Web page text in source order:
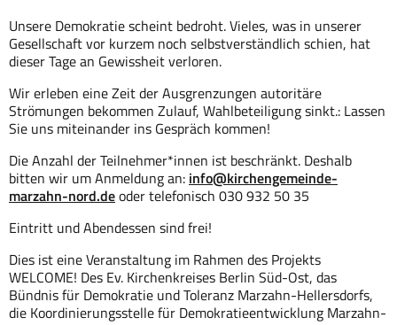
Unsere Demokratie scheint bedroht. Vieles, was in unserer
Gesellschaft vor kurzem noch selbstverständlich schien, hat
dieser Tage an Gewissheit verloren.
Wir erleben eine Zeit der Ausgrenzungen autoritäre
Strömungen bekommen Zulauf, Wahlbeteiligung sinkt.: Lassen
Sie uns miteinander ins Gespräch kommen!
Die Anzahl der Teilnehmer*innen ist beschränkt. Deshalb
bitten wir um Anmeldung an: info@kirchengemeinde-
marzahn-nord.deoder telefonisch 030 932 50 35
Eintritt und Abendessen sind frei!
Dies ist eine Veranstaltung im Rahmen des Projekts
WELCOME! Des Ev. Kirchenkreises Berlin Süd-Ost, das
Bündnis für Demokratie und Toleranz Marzahn-Hellersdorfs,
die Koordinierungsstelle für Demokratieentwicklung Marzahn-